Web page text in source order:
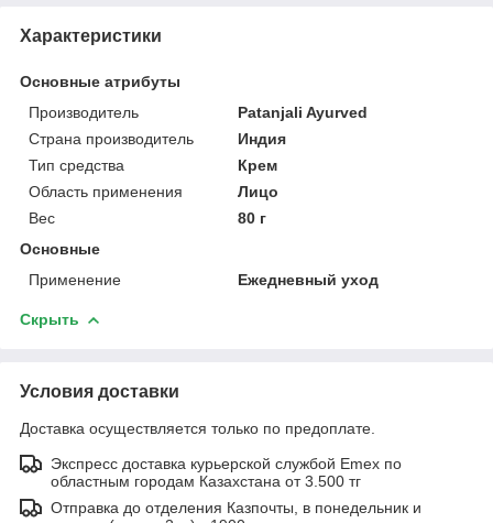
Характеристики
Основные атрибуты
Производитель
Patanjali Ayurved
Страна производитель
Индия
Тип средства
Крем
Область применения
Лицо
Вес
80 г
Основные
Применение
Ежедневный уход
Скрыть
Условия доставки
Доставка осуществляется только по предоплате.
Экспресс доставка курьерской службой Emex по
областным городам Казахстана от 3.500 тг
Отправка до отделения Казпочты, в понедельник и